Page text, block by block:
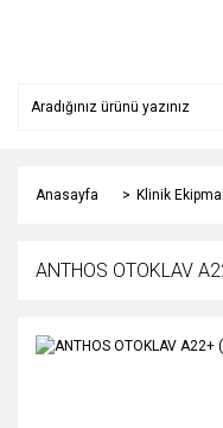
Anasayfa Klinik
ANTHOS OTOKLAV